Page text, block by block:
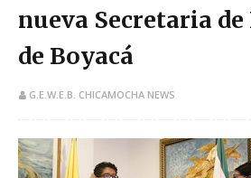
nueva Secretaria de
de Boyacá
G.E.W.E.B. CHICAMOCHA NEWS